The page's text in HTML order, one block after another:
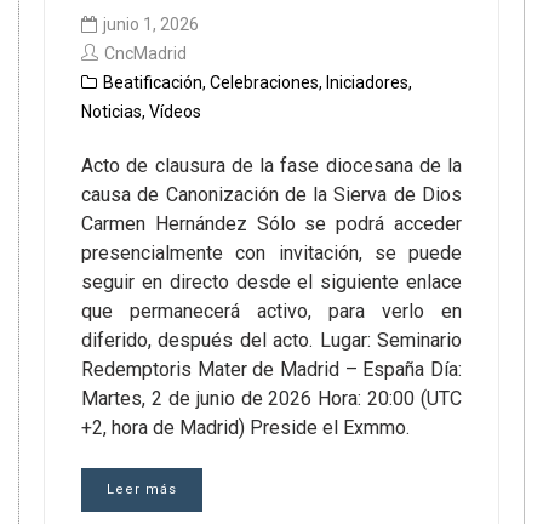
junio 1, 2026
CncMadrid
Beatificación, Celebraciones, Iniciadores,
Noticias, Vídeos
Acto de clausura de la fase diocesana de la
causa de Canonización de la Sierva de Dios
Carmen Hernández Sólo se podrá acceder
presencialmente con invitación, se puede
seguir en directo desde el siguiente enlace
que permanecerá activo, para verlo en
diferido, después del acto. Lugar: Seminario
Redemptoris Mater de Madrid – España Día:
Martes, 2 de junio de 2026 Hora: 20:00 (UTC
+2, hora de Madrid) Preside el Exmmo.
Leer más